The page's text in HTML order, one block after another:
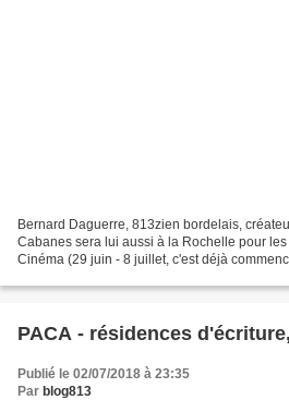
Bernard Daguerre, 813zien bordelais,
Cabanes sera lui aussi à la Rochelle pour
Cinéma (29 juin - 8 juillet, c'est déjà
PACA - résidences
Publié le 02/07/2018 à 23:35
Par blog813